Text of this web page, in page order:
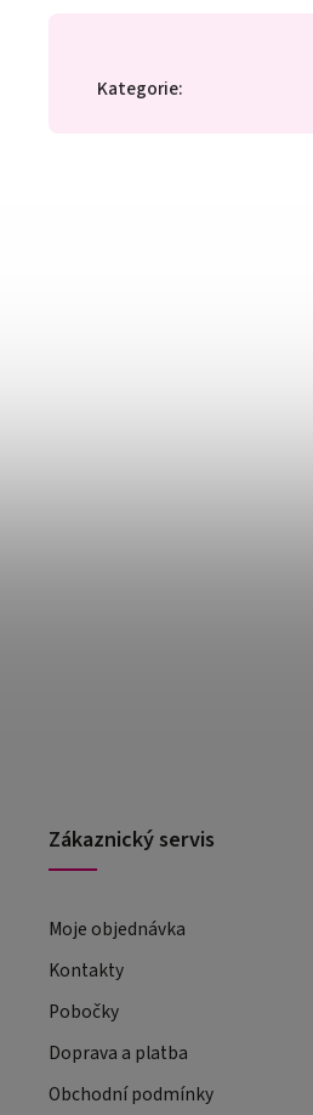
Kategorie:
Zákaznický servis
Moje objednávka
Kontakty
Pobočky
Doprava a platba
Obchodní podmínky